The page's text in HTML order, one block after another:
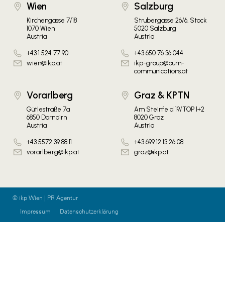
Wien
Kirchengasse 7/18
1070 Wien
Austria
+43 1 524 77 90
wien@ikp.at
Salzburg
Strubergasse 26/6. Stock
5020 Salzburg
Austria
+43 650 76 36 044
ikp-group@burn-
communications.at
Vorarlberg
Gütlestraße 7a
6850 Dornbirn
Austria
+43 5572 39 88 11
vorarlberg@ikp.at
Graz & KPTN
Am Steinfeld 19/TOP 1+2
8020 Graz
Austria
+43 699 12 13 26 08
graz@ikp.at
© ikp Wien | PR Agentur
Impressum
Datenschutzerklärung